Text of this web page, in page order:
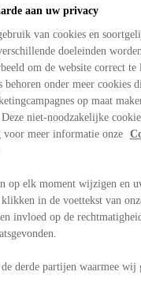
aan uw privacy
van cookies en
doeleinden
om de website correct
behoren onder meer cookies
op maat
niet-noodzakelijke
voor meer informatie onze
op elk moment wijzigen en
in de voettekst van
invloed op de
derde partijen waarmee wij